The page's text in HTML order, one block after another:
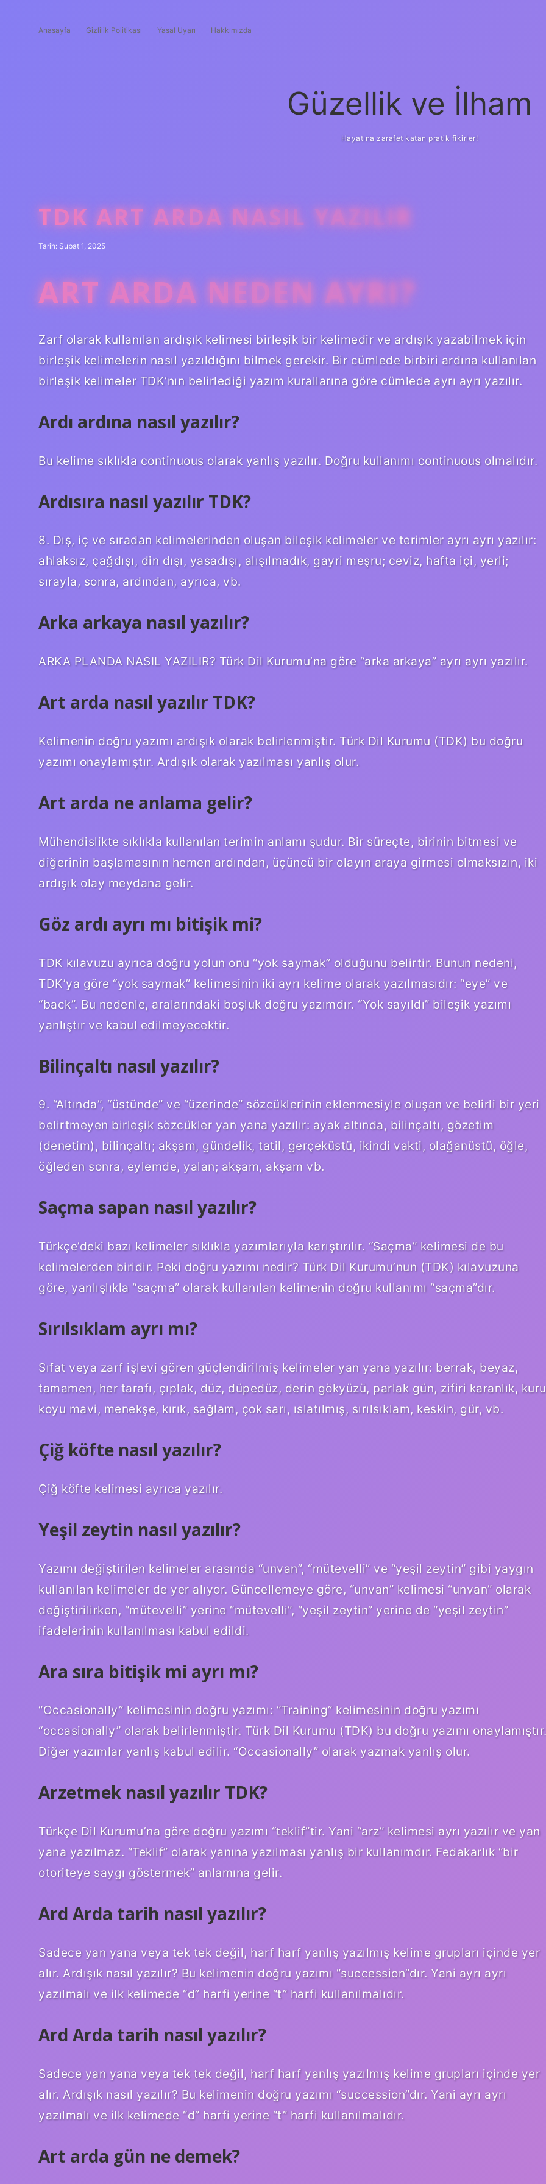
Anasayfa Gizlilik Politikası Yasal Uyarı Hakkımızda
Güzellik ve İlham
Hayatına zarafet katan pratik fikirler!
TDK ART ARDA NASIL YAZILIR
Tarih: Şubat 1, 2025
ART ARDA NEDEN AYRI?
Zarf olarak kullanılan ardışık kelimesi birleşik bir kelimedir ve ardışık yazabilmek için
birleşik kelimelerin nasıl yazıldığını bilmek gerekir. Bir cümlede birbiri ardına kullanılan
birleşik kelimeler TDK’nın belirlediği yazım kurallarına göre cümlede ayrı ayrı yazılır.
Ardı ardına nasıl yazılır?
Bu kelime sıklıkla continuous olarak yanlış yazılır. Doğru kullanımı continuous olmalıdır.
Ardısıra nasıl yazılır TDK?
8. Dış, iç ve sıradan kelimelerinden oluşan bileşik kelimeler ve terimler ayrı ayrı yazılır:
ahlaksız, çağdışı, din dışı, yasadışı, alışılmadık, gayri meşru; ceviz, hafta içi, yerli;
sırayla, sonra, ardından, ayrıca, vb.
Arka arkaya nasıl yazılır?
ARKA PLANDA NASIL YAZILIR? Türk Dil Kurumu’na göre “arka arkaya” ayrı ayrı yazılır.
Art arda nasıl yazılır TDK?
Kelimenin doğru yazımı ardışık olarak belirlenmiştir. Türk Dil Kurumu (TDK) bu doğru
yazımı onaylamıştır. Ardışık olarak yazılması yanlış olur.
Art arda ne anlama gelir?
Mühendislikte sıklıkla kullanılan terimin anlamı şudur. Bir süreçte, birinin bitmesi ve
diğerinin başlamasının hemen ardından, üçüncü bir olayın araya girmesi olmaksızın, iki
ardışık olay meydana gelir.
Göz ardı ayrı mı bitişik mi?
TDK kılavuzu ayrıca doğru yolun onu “yok saymak” olduğunu belirtir. Bunun nedeni,
TDK’ya göre “yok saymak” kelimesinin iki ayrı kelime olarak yazılmasıdır: “eye” ve
“back”. Bu nedenle, aralarındaki boşluk doğru yazımdır. “Yok sayıldı” bileşik yazımı
yanlıştır ve kabul edilmeyecektir.
Bilinçaltı nasıl yazılır?
9. “Altında”, “üstünde” ve “üzerinde” sözcüklerinin eklenmesiyle oluşan ve belirli bir yeri
belirtmeyen birleşik sözcükler yan yana yazılır: ayak altında, bilinçaltı, gözetim
(denetim), bilinçaltı; akşam, gündelik, tatil, gerçeküstü, ikindi vakti, olağanüstü, öğle,
öğleden sonra, eylemde, yalan; akşam, akşam vb.
Saçma sapan nasıl yazılır?
Türkçe’deki bazı kelimeler sıklıkla yazımlarıyla karıştırılır. “Saçma” kelimesi de bu
kelimelerden biridir. Peki doğru yazımı nedir? Türk Dil Kurumu’nun (TDK) kılavuzuna
göre, yanlışlıkla “saçma” olarak kullanılan kelimenin doğru kullanımı “saçma”dır.
Sırılsıklam ayrı mı?
Sıfat veya zarf işlevi gören güçlendirilmiş kelimeler yan yana yazılır: berrak, beyaz,
tamamen, her tarafı, çıplak, düz, düpedüz, derin gökyüzü, parlak gün, zifiri karanlık,
koyu mavi, menekşe, kırık, sağlam, çok sarı, ıslatılmış, sırılsıklam, keskin, gür, vb.
Çiğ köfte nasıl yazılır?
Çiğ köfte kelimesi ayrıca yazılır.
Yeşil zeytin nasıl yazılır?
Yazımı değiştirilen kelimeler arasında “unvan”, “mütevelli” ve “yeşil zeytin” gibi yaygın
kullanılan kelimeler de yer alıyor. Güncellemeye göre, “unvan” kelimesi “unvan” olarak
değiştirilirken, “mütevelli” yerine “mütevelli”, “yeşil zeytin” yerine de “yeşil zeytin”
ifadelerinin kullanılması kabul edildi.
Ara sıra bitişik mi ayrı mı?
“Occasionally” kelimesinin doğru yazımı: “Training” kelimesinin doğru yazımı
“occasionally” olarak belirlenmiştir. Türk Dil Kurumu (TDK) bu doğru yazımı
Diğer yazımlar yanlış kabul edilir. “Occasionally” olarak yazmak yanlış olur.
Arzetmek nasıl yazılır TDK?
Türkçe Dil Kurumu’na göre doğru yazımı “teklif”tir. Yani “arz” kelimesi ayrı yazılır ve yan
yana yazılmaz. “Teklif” olarak yanına yazılması yanlış bir kullanımdır. Fedakarlık “bir
otoriteye saygı göstermek” anlamına gelir.
Ard Arda tarih nasıl yazılır?
Sadece yan yana veya tek tek değil, harf harf yanlış yazılmış kelime grupları içinde yer
alır. Ardışık nasıl yazılır? Bu kelimenin doğru yazımı “succession”dır. Yani ayrı ayrı
yazılmalı ve ilk kelimede “d” harfi yerine “t” harfi kullanılmalıdır.
Ard Arda tarih nasıl yazılır?
Sadece yan yana veya tek tek değil, harf harf yanlış yazılmış kelime grupları içinde yer
alır. Ardışık nasıl yazılır? Bu kelimenin doğru yazımı “succession”dır. Yani ayrı ayrı
yazılmalı ve ilk kelimede “d” harfi yerine “t” harfi kullanılmalıdır.
Art arda gün ne demek?